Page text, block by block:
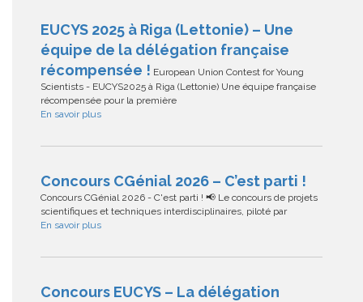
EUCYS 2025 à Riga (Lettonie) – Une
équipe de la délégation française
récompensée ! European Union Contest for Young
Scientists - EUCYS2025 à Riga (Lettonie) Une équipe française
récompensée pour la première
En savoir plus
Concours CGénial 2026 – C’est parti !
Concours CGénial 2026 - C'est parti ! 📢 Le concours de projets
scientifiques et techniques interdisciplinaires, piloté par
En savoir plus
Concours EUCYS – La délégation